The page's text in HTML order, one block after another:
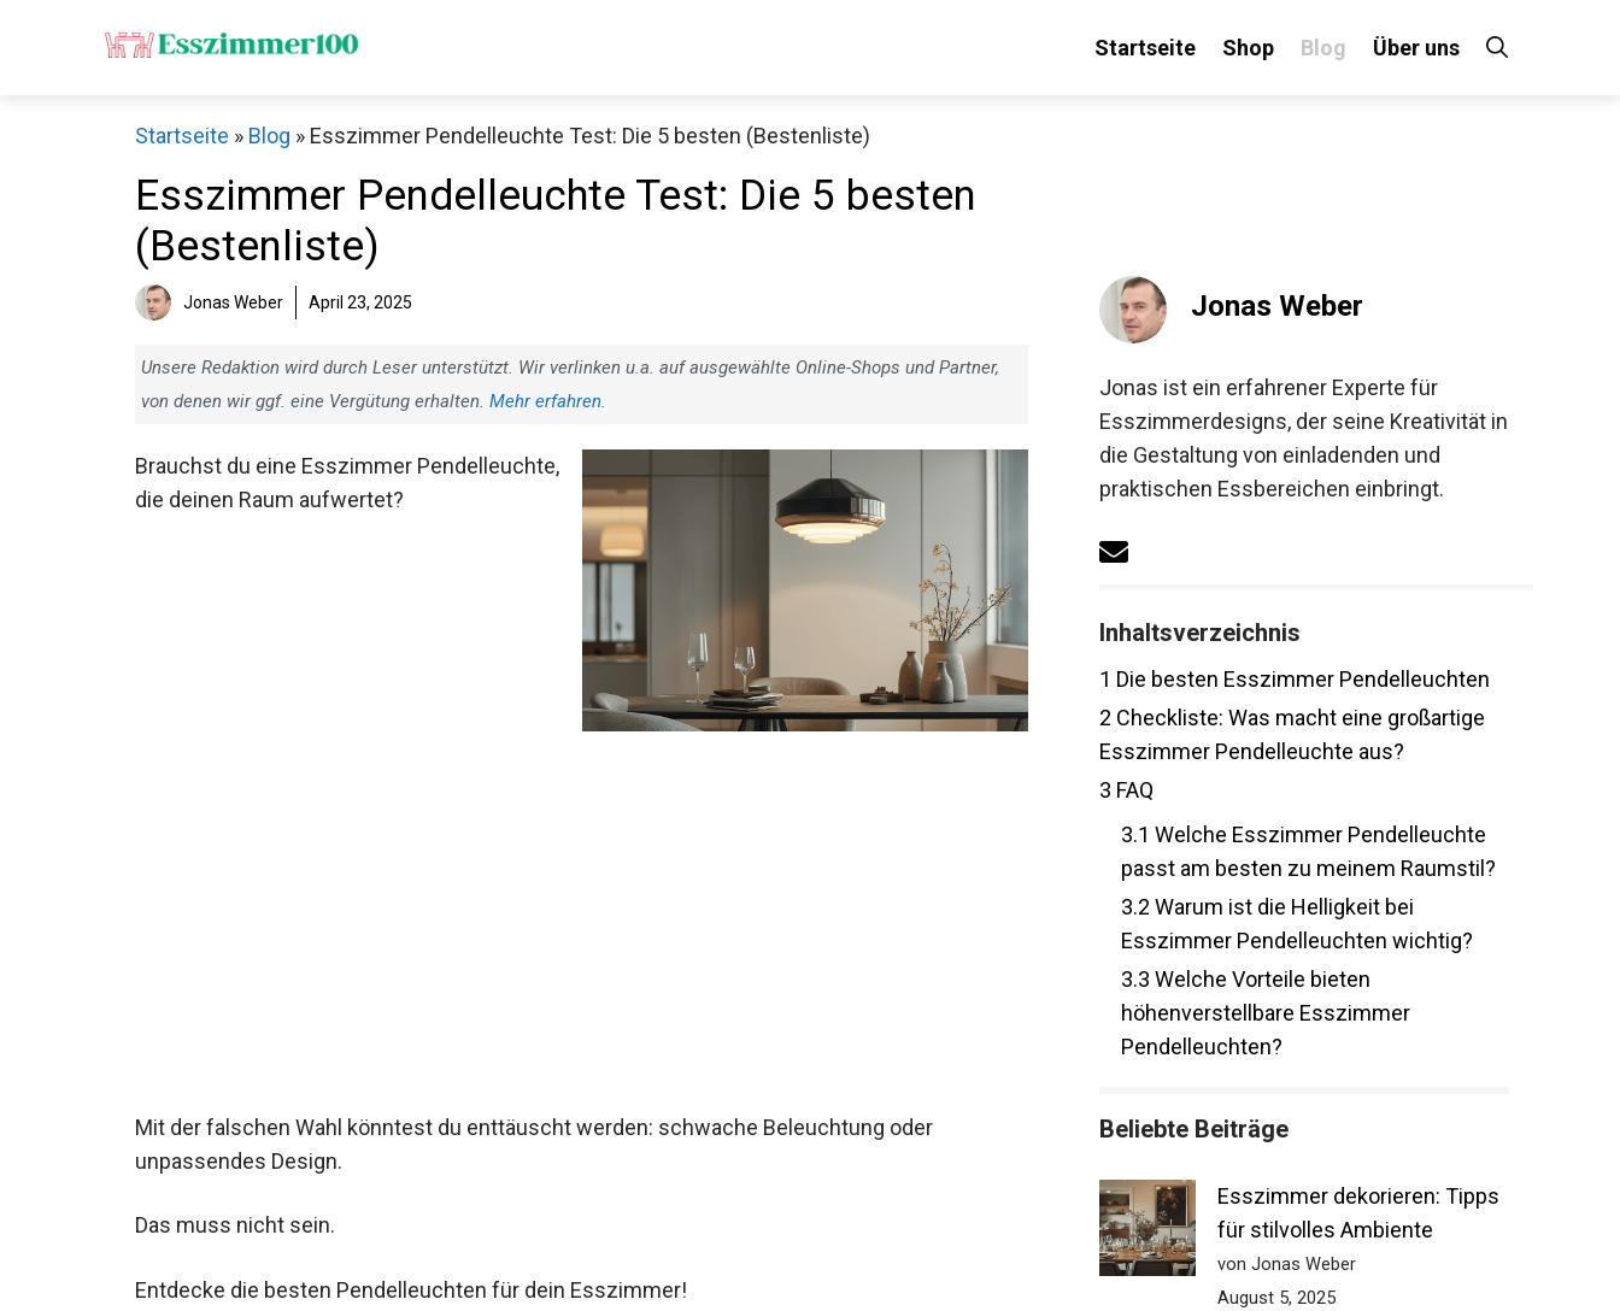
Startseite Shop Blog Über uns
Startseite » Blog » Esszimmer Pendelleuchte Test: Die 5 besten (Bestenliste)
Esszimmer Pendelleuchte Test: Die 5 besten
(Bestenliste)
Jonas Weber April 23, 2025
Unsere Redaktion wird durch Leser unterstützt. Wir verlinken u.a. auf ausgewählte Online-Shops und Partner,
von denen wir ggf. eine Vergütung erhalten. Mehr erfahren.
Brauchst du eine Esszimmer Pendelleuchte,
die deinen Raum aufwertet?
Mit der falschen Wahl könntest du enttäuscht werden: schwache Beleuchtung oder
unpassendes Design.
Das muss nicht sein.
Entdecke die besten Pendelleuchten für dein Esszimmer!
Jonas Weber
Jonas ist ein erfahrener Experte für
Esszimmerdesigns, der seine Kreativität in
die Gestaltung von einladenden und
praktischen Essbereichen einbringt.
Inhaltsverzeichnis
1 Die besten Esszimmer Pendelleuchten
2 Checkliste: Was macht eine großartige
Esszimmer Pendelleuchte aus?
3 FAQ
3.1 Welche Esszimmer Pendelleuchte
passt am besten zu meinem Raumstil?
3.2 Warum ist die Helligkeit bei
Esszimmer Pendelleuchten wichtig?
3.3 Welche Vorteile bieten
höhenverstellbare Esszimmer
Pendelleuchten?
Beliebte Beiträge
Esszimmer dekorieren: Tipps
für stilvolles Ambiente
von Jonas Weber
August 5, 2025